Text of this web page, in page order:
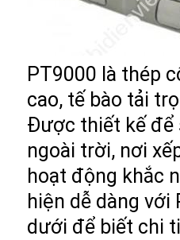
PT9000 là thép
cao, tế bào tải
Được thiết kế để
ngoài trời, nơi
hoạt động khắc
hiện dễ dàng với
dưới để biết chi